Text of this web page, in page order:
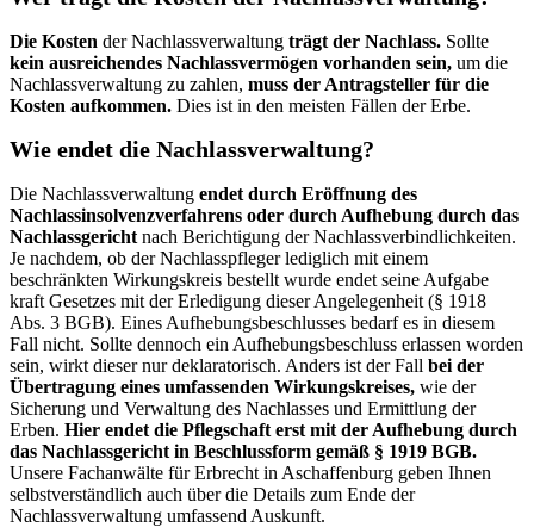
Die Kosten der Nachlassverwaltung trägt der Nachlass. Sollte
kein ausreichendes Nachlassvermögen vorhanden sein, um die
Nachlassverwaltung zu zahlen, muss der Antragsteller für die
Kosten aufkommen. Dies ist in den meisten Fällen der Erbe.
Wie endet die Nachlassverwaltung?
Die Nachlassverwaltung endet durch Eröffnung des
Nachlassinsolvenzverfahrens oder durch Aufhebung durch das
Nachlassgericht nach Berichtigung der Nachlassverbindlichkeiten.
Je nachdem, ob der Nachlasspfleger lediglich mit einem
beschränkten Wirkungskreis bestellt wurde endet seine Aufgabe
kraft Gesetzes mit der Erledigung dieser Angelegenheit (§ 1918
Abs. 3 BGB). Eines Aufhebungsbeschlusses bedarf es in diesem
Fall nicht. Sollte dennoch ein Aufhebungsbeschluss erlassen worden
sein, wirkt dieser nur deklaratorisch. Anders ist der Fall bei der
Übertragung eines umfassenden Wirkungskreises, wie der
Sicherung und Verwaltung des Nachlasses und Ermittlung der
Erben. Hier endet die Pflegschaft erst mit der Aufhebung durch
das Nachlassgericht in Beschlussform gemäß § 1919 BGB.
Unsere Fachanwälte für Erbrecht in Aschaffenburg geben Ihnen
selbstverständlich auch über die Details zum Ende der
Nachlassverwaltung umfassend Auskunft.